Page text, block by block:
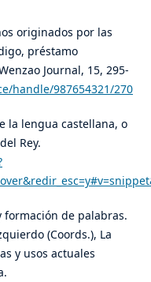
originados por las
préstamo
Journal, 15, 295-
handle/987654321/270
la lengua castellana, o
Rey.
formación de palabras.
(Coords.), La
y usos actuales